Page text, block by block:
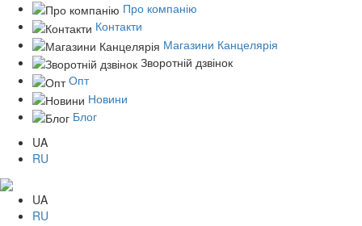
Про компанію
Контакти
Магазини Канцелярія
Зворотній дзвінок
Опт
Новини
Блог
UA
RU
UA
RU